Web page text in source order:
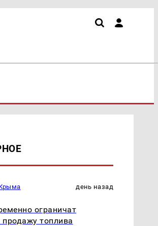
день назад
ограничат
топлива